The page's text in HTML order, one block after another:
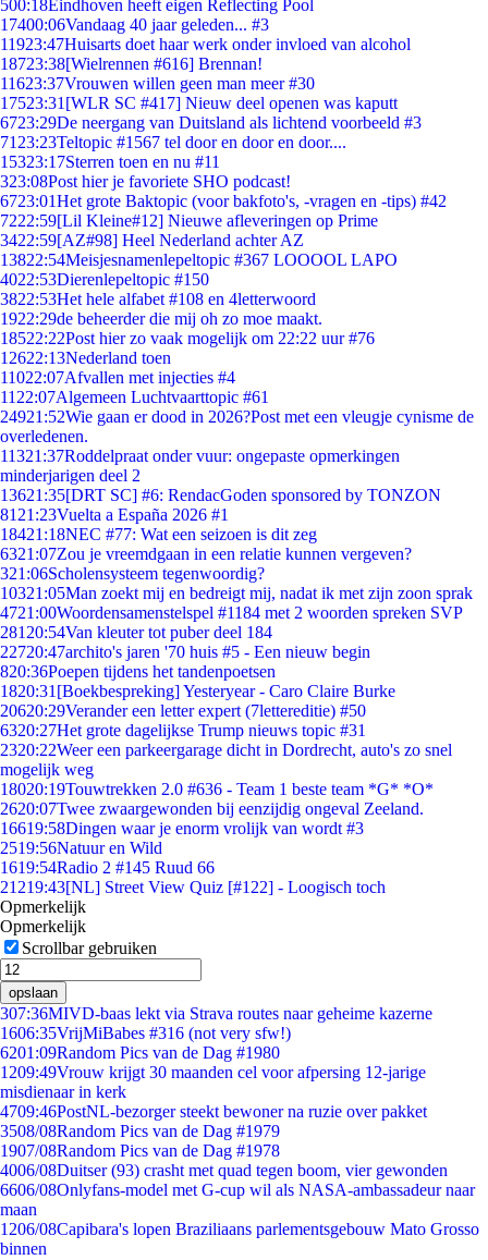
500:18Eindhoven heeft eigen Reflecting Pool
17400:06Vandaag 40 jaar geleden... #3
11923:47Huisarts doet haar werk onder invloed van alcohol
18723:38[Wielrennen #616] Brennan!
11623:37Vrouwen willen geen man meer #30
17523:31 [WLR SC #417] Nieuw deel openen was kaputt
6723:29De neergang van Duitsland als lichtend voorbeeld #3
71 23:23Teltopic #1567 tel door en door en door....
15323:17Sterren toen en nu #11
323:08Post hier je favoriete SHO podcast!
6723:01Het grote Baktopic (voor bakfoto's, -vragen en -tips) #42
7222:59[Lil Kleine#12] Nieuwe afleveringen op Prime
3422:59[AZ#98] Heel Nederland achter AZ
13822:54Meisjesnamenlepeltopic #367 LOOOOL LAPO
4022:53Dierenlepeltopic #150
3822:53Het hele alfabet #108 en 4letterwoord
1922:29de beheerder die mij oh zo moe maakt.
18522:22Post hier zo vaak mogelijk om 22:22 uur #76
12622:13Nederland toen
11022:07Afvallen met injecties #4
11 22:07Algemeen Luchtvaarttopic #61
24921:52Wie gaan er dood in 2026?Post met een vleugje cynisme de
overledenen.
11321:37Roddelpraat onder vuur: ongepaste opmerkingen
minderjarigen deel 2
13621:35[DRT SC] #6: RendacGoden sponsored by TONZON
81 21:23Vuelta a España 2026 #1
18421:18NEC #77: Wat een seizoen is dit zeg
6321:07Zou je vreemdgaan in een relatie kunnen vergeven?
321:06Scholensysteem tegenwoordig?
10321:05Man zoekt mij en bedreigt mij, nadat ik met zijn zoon sprak
4721:00Woordensamenstelspel #1184 met 2 woorden spreken SVP
281 20:54Van kleuter tot puber deel 184
22720:47archito's jaren '70 huis #5 - Een nieuw begin
820:36Poepen tijdens het tandenpoetsen
1820:31 [Boekbespreking] Yesteryear - Caro Claire Burke
20620:29Verander een letter expert (7lettereditie) #50
6320:27Het grote dagelijkse Trump nieuws topic #31
2320:22Weer een parkeergarage dicht in Dordrecht, auto's zo snel
mogelijk weg
18020:19Touwtrekken 2.0 #636 - Team 1 beste team *G* *O*
2620:07Twee zwaargewonden bij eenzijdig ongeval Zeeland.
16619:58Dingen waar je enorm vrolijk van wordt #3
2519:56Natuur en Wild
1619:54Radio 2 #145 Ruud 66
21219:43[NL] Street View Quiz [#122] - Loogisch toch
Opmerkelijk
Opmerkelijk
Scrollbar gebruiken
opslaan
307:36MIVD-baas lekt via Strava routes naar geheime kazerne
1606:35VrijMiBabes #316 (not very sfw!)
6201:09Random Pics van de Dag #1980
1209:49Vrouw krijgt 30 maanden cel voor afpersing 12-jarige
misdienaar in kerk
4709:46PostNL-bezorger steekt bewoner na ruzie over pakket
3508/08Random Pics van de Dag #1979
1907/08Random Pics van de Dag #1978
4006/08Duitser (93) crasht met quad tegen boom, vier gewonden
6606/08Onlyfans-model met G-cup wil als NASA-ambassadeur naar
maan
1206/08Capibara's lopen Braziliaans parlementsgebouw Mato Grosso
binnen